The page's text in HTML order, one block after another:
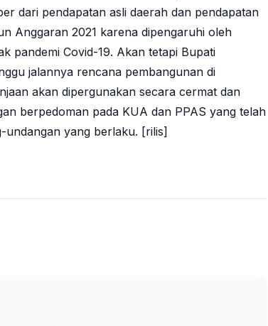
dari pendapatan asli daerah dan pendapatan
Anggaran 2021 karena dipengaruhi oleh
pandemi Covid-19. Akan tetapi Bupati
jalannya rencana pembangunan di
akan dipergunakan secara cermat dan
berpedoman pada KUA dan PPAS yang telah
undangan yang berlaku. [rilis]